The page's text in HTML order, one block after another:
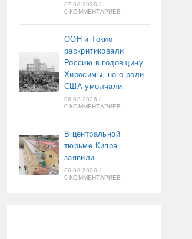
07.08.2026 /
0 КОММЕНТАРИЕВ
ООН и Токио
раскритиковали
Россию в годовщину
Хиросимы, но о роли
США умолчали
06.08.2026 /
0 КОММЕНТАРИЕВ
В центральной
тюрьме Кипра
заявили
06.08.2026 /
0 КОММЕНТАРИЕВ